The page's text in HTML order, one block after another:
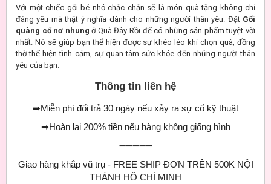
Với một chiếc gối bé nhỏ chắc chắn sẽ là món quà tặng không chỉ
đáng yêu mà thật ý nghĩa dành cho những người thân yêu. ĐặtGối
quàng cổ nơ nhung ở Quà Đây Rồi để có những sản phẩm tuyệt vời
nhất. Nó sẽ giúp bạn thể hiện được sự khéo léo khi chọn quà, đồng
thờ thể hiện tình cảm, sự quan tâm sức khỏe đến những người thân
yêu của bạn.
Thông tin liên hệ
➡Miễn phí đổi trả 30 ngày nếu xảy ra sự cố kỹ thuật
➡Hoàn lại 200% tiền nếu hàng không giống hình
➖➖➖➖➖
Giao hàng khắp vũ trụ - FREE SHIP ĐƠN TRÊN 500K NỘI
THÀNH HỒ CHÍ MINH